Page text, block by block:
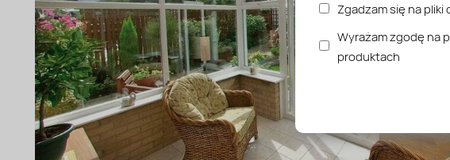
Zgadzam się na
Wyrażam zgodę na
produktach